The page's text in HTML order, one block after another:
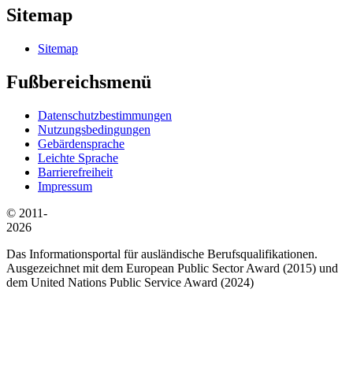
Sitemap
Sitemap
Fußbereichsmenü
Datenschutzbestimmungen
Nutzungsbedingungen
Gebärdensprache
Leichte Sprache
Barrierefreiheit
Impressum
© 2011-
2026
Das Informationsportal für ausländische Berufsqualifikationen.
Ausgezeichnet mit dem European Public Sector Award (2015) und
dem United Nations Public Service Award (2024)